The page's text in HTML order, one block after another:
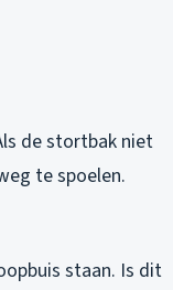
de stortbak niet
te spoelen.
staan. Is dit